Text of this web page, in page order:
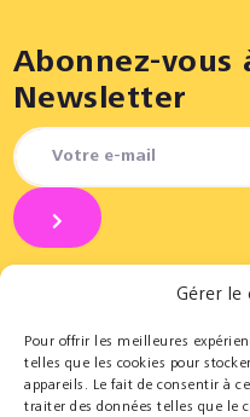
Gérer le
Pour offrir les meilleures
telles que les cookies pour
appareils. Le fait de consentir à
traiter des données telles que le
Abonnez-vous
Newsletter
Partenaires